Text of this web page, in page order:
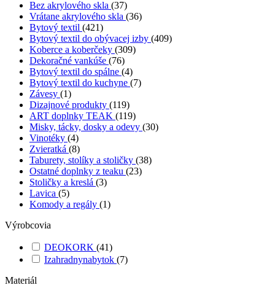
Bez akrylového skla (37)
Vrátane akrylového skla (36)
Bytový textil (421)
Bytový textil do obývacej izby (409)
Koberce a koberčeky (309)
Dekoračné vankúše (76)
Bytový textil do spálne (4)
Bytový textil do kuchyne (7)
Závesy (1)
Dizajnové produkty (119)
ART doplnky TEAK (119)
Misky, tácky, dosky a odevy (30)
Vinotéky (4)
Zvieratká (8)
Taburety, stolíky a stoličky (38)
Ostatné doplnky z teaku (23)
Stoličky a kreslá (3)
Lavica (5)
Komody a regály (1)
Výrobcovia
DEOKORK (41)
Izahradnynabytok (7)
Materiál